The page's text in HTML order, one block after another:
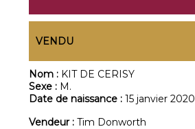
VENDU
Nom : KIT DE CERISY
Sexe : M.
Date de naissance :15 janvier 2020
Vendeur :Tim Donworth